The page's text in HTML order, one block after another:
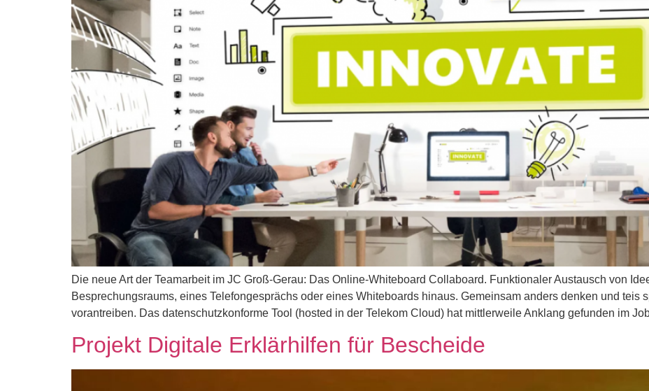
Die neue Art der Teamarbeit im JC Groß-Gerau: Das Online-Whiteboard Collaboard. Funktionaler Austausch von
Besprechungsraums, eines Telefongesprächs oder eines Whiteboards hinaus. Gemeinsam anders denken und teis
vorantreiben. Das datenschutzkonforme Tool (hosted in der Telekom Cloud) hat mittlerweile Anklang gefunden im
Projekt Digitale Erklärhilfen für Bescheide